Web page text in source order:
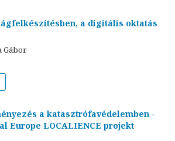
a digitális oktatás
Gábor
a katasztrófavédelemben -
Europe LOCALIENCE projekt